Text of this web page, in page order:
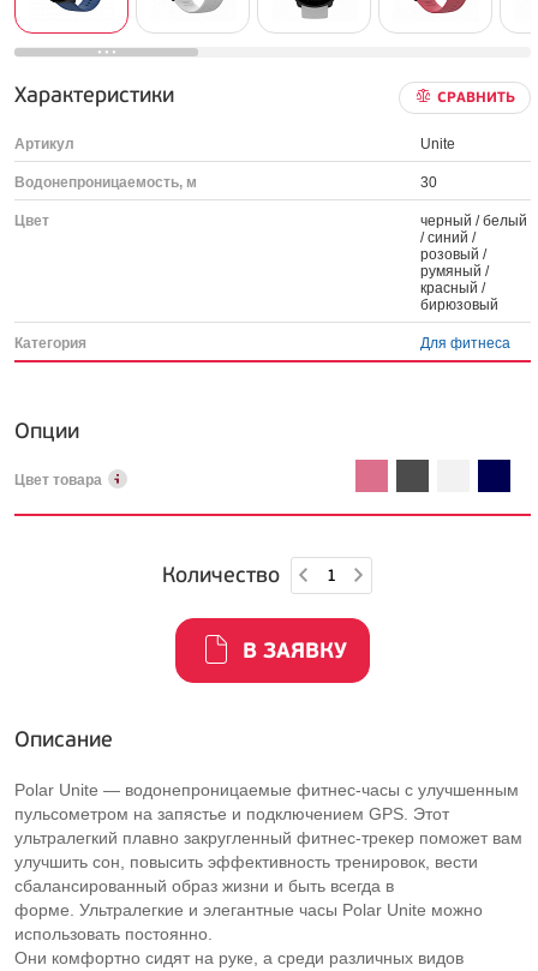
Характеристики СРАВНИТЬ
Артикул Unite
Водонепроницаемость, м 30
Цвет
черный / белый
/ синий /
розовый /
румяный /
красный /
бирюзовый
Категория Для фитнеса
Опции
Цвет товара
Количество
В ЗАЯВКУ
Описание
Polar Unite — водонепроницаемые фитнес-часы с улучшенным
пульсометром на запястье и подключением GPS. Этот
ультралегкий плавно закругленный фитнес-трекер поможет вам
улучшить сон, повысить эффективность тренировок, вести
сбалансированный образ жизни и быть всегда в
форме. Ультралегкие и элегантные часы Polar Unite можно
использовать постоянно.
Они комфортно сидят на руке, а среди различных видов